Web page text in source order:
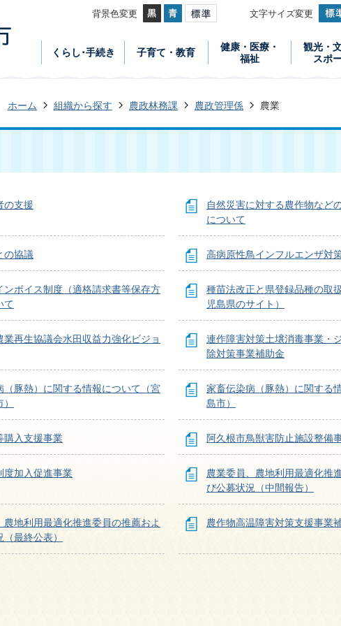
背景色変更 文字サイズ変更
くらし･手続き 子育て・教育
健康・医療・
福祉
観光・
スポ
ホーム 組織から探す 農政林務課 農政管理係 農業
の支援
自然災害に対する農作物など
について
の協議 高病原性鳥インフルエンザ対
ンボイス制度（適格請求書等保存方
て
種苗法改正と県登録品種の取
児島県のサイト）
業再生協議会水田収益力強化ビジョ
連作障害対策土壌消毒事業・
除対策事業補助金
（豚熱）に関する情報について（宮
家畜伝染病（豚熱）に関する
島市）
購入支援事業 阿久根市鳥獣害防止施設整備
度加入促進事業
農業委員、農地利用最適化推
び公募状況（中間報告）
農地利用最適化推進委員の推薦およ
最終公表）
農作物高温障害対策支援事業